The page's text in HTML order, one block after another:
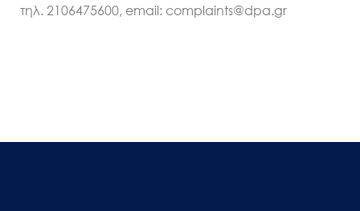
τηλ. 2106475600, email: complaints@dpa.gr